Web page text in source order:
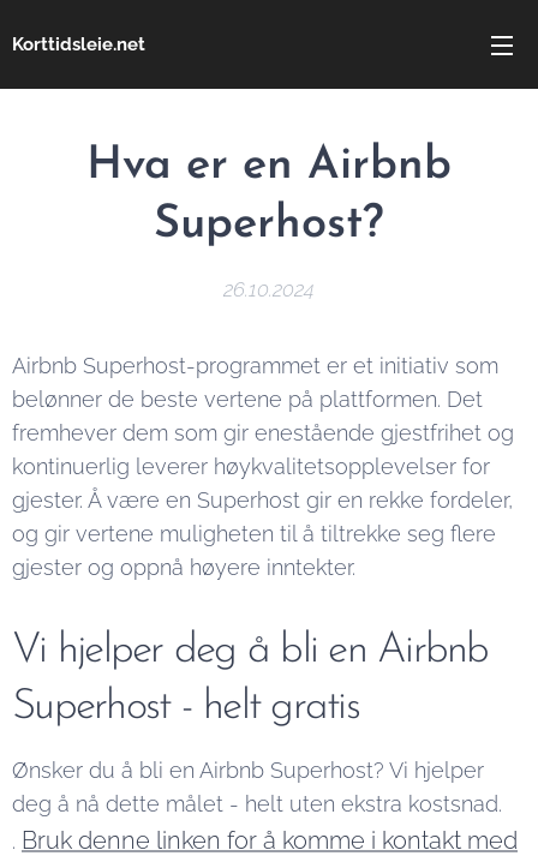
Korttidsleie.net
Hva er en Airbnb
Superhost?
26.10.2024
Airbnb Superhost-programmet er et initiativ som
belønner de beste vertene på plattformen. Det
fremhever dem som gir enestående gjestfrihet og
kontinuerlig leverer høykvalitetsopplevelser for
gjester. Å være en Superhost gir en rekke fordeler,
og gir vertene muligheten til å tiltrekke seg flere
gjester og oppnå høyere inntekter.
Vi hjelper deg å bli en Airbnb
Superhost - helt gratis
Ønsker du å bli en Airbnb Superhost? Vi hjelper
deg å nå dette målet - helt uten ekstra kostsnad.
. Bruk denne linken for å komme i kontakt med